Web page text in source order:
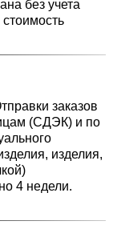
без учета
заказов
(СДЭК) и по
изделия,
4 недели.